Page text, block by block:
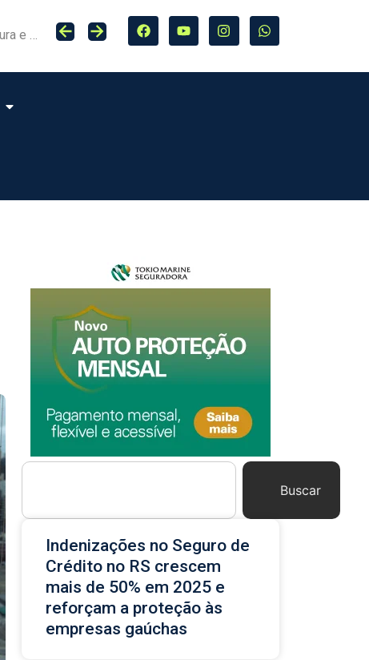
Seguro entra no centro da adaptação climática e da proteção de cidades, infraestrutura e agro
Buscar
Indenizações no Seguro de
Crédito no RS crescem
mais de 50% em 2025 e
reforçam a proteção às
empresas gaúchas